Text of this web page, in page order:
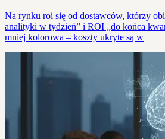
Na rynku roi się od dostawców, którzy
analityki w tydzień” i ROI „do końca
mniej kolorowa – koszty ukryte są w